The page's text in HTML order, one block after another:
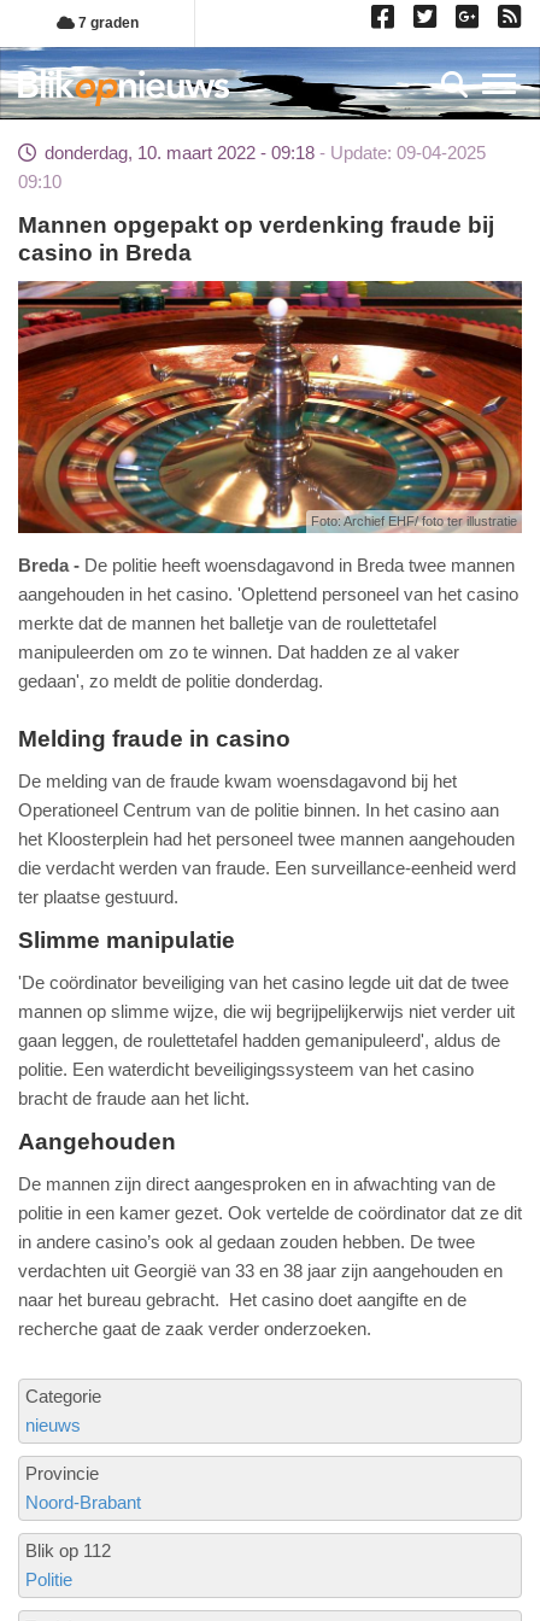
Overslaan
en
naar
de
gaan
7 graden
donderdag, 10. maart 2022 - 09:18
Update: 09-04-2025
09:10
Mannen opgepakt op verdenking fraude bij
casino in Breda
Foto: Archief EHF/ foto ter illustratie
Breda
De politie heeft woensdagavond in Breda twee mannen
aangehouden in het casino. 'Oplettend personeel van het casino
merkte dat de mannen het balletje van de roulettetafel
manipuleerden om zo te winnen. Dat hadden ze al vaker
gedaan', zo meldt de politie donderdag.
Melding fraude in casino
De melding van de fraude kwam woensdagavond bij het
Operationeel Centrum van de politie binnen. In het casino aan
het Kloosterplein had het personeel twee mannen aangehouden
die verdacht werden van fraude. Een surveillance-eenheid werd
ter plaatse gestuurd.
Slimme manipulatie
'De coördinator beveiliging van het casino legde uit dat de twee
mannen op slimme wijze, die wij begrijpelijkerwijs niet verder uit
gaan leggen, de roulettetafel hadden gemanipuleerd', aldus de
politie. Een waterdicht beveiligingssysteem van het casino
bracht de fraude aan het licht.
Aangehouden
De mannen zijn direct aangesproken en in afwachting van de
politie in een kamer gezet. Ook vertelde de coördinator dat ze dit
in andere casino’s ook al gedaan zouden hebben. De twee
verdachten uit Georgië van 33 en 38 jaar zijn aangehouden en
naar het bureau gebracht. Het casino doet aangifte en de
recherche gaat de zaak verder onderzoeken.
Categorie
nieuws
Provincie
Noord-Brabant
Blik op 112
Politie